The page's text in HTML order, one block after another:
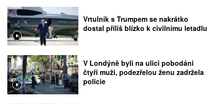
Vrtulník s Trumpem se nakrátko
dostal příliš blízko k civilnímu letadlu
V Londýně byli na ulici pobodáni
čtyři muži, podezřelou ženu zadržela
policie